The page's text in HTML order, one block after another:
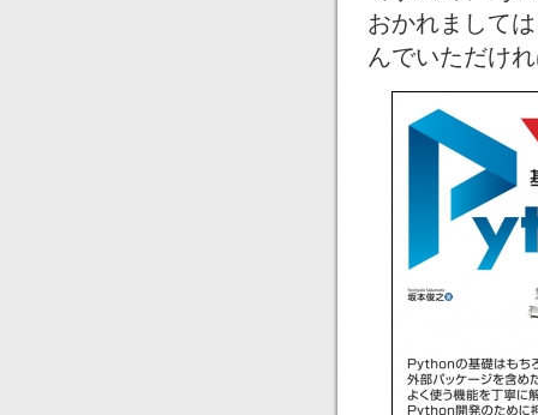
おかれまして
んでいただけ